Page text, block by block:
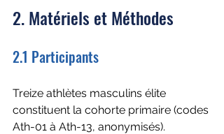
2. Matériels et Méthodes
2.1 Participants
Treize athlètes masculins élite
constituent la cohorte primaire (codes
Ath-01 à Ath-13, anonymisés).